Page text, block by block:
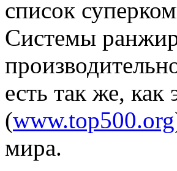
список
Системы
есть так же, как
(www.top500.org
мира.